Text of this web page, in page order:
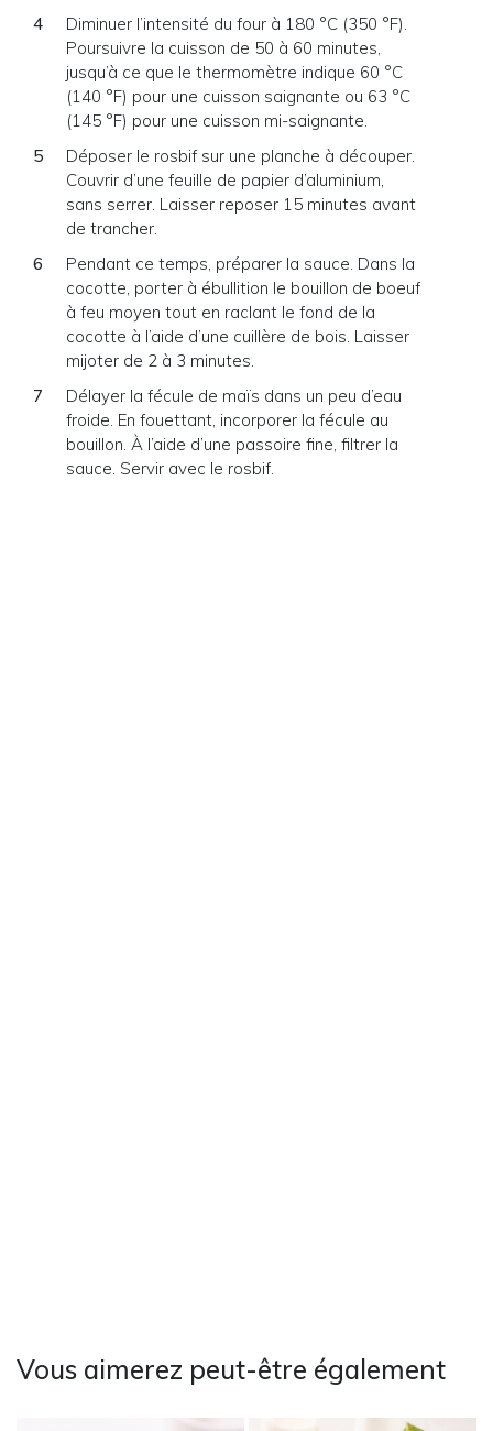
Diminuer l’intensité du four à 180 °C (350 °F).
Poursuivre la cuisson de 50 à 60 minutes,
jusqu’à ce que le thermomètre indique 60 °C
(140 °F) pour une cuisson saignante ou 63 °C
(145 °F) pour une cuisson mi-saignante.
Déposer le rosbif sur une planche à découper.
Couvrir d’une feuille de papier d’aluminium,
sans serrer. Laisser reposer 15 minutes avant
de trancher.
Pendant ce temps, préparer la sauce. Dans la
cocotte, porter à ébullition le bouillon de boeuf
à feu moyen tout en raclant le fond de la
cocotte à l’aide d’une cuillère de bois. Laisser
mijoter de 2 à 3 minutes.
Délayer la fécule de maïs dans un peu d’eau
froide. En fouettant, incorporer la fécule au
bouillon. À l’aide d’une passoire fine, filtrer la
sauce. Servir avec le rosbif.
Vous aimerez peut-être également